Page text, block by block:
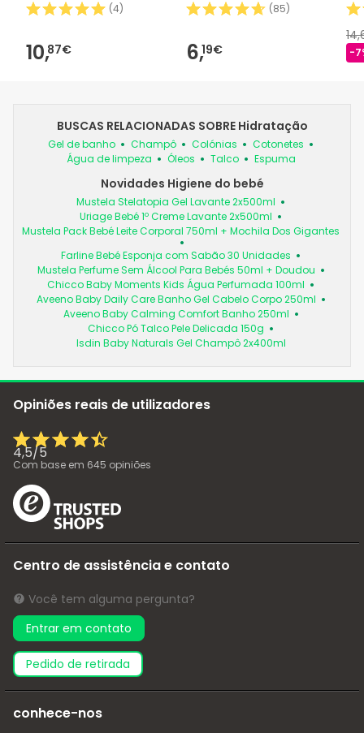
(4)
10,87€
(85)
6,19€ -
BUSCAS RELACIONADAS SOBRE Hidratação
Gel de banho Champô Colónias
Cotonetes
Água de limpeza
Óleos Talco Espuma
Novidades Higiene do bebé
Mustela Stelatopia Gel Lavante 2x500ml
Uriage Bebé 1º Creme Lavante 2x500ml
Mustela Pack Bebé Leite Corporal 750ml + Mochila Dos Gigantes
Farline Bebé Esponja com Sabão 30 Unidades
Mustela Perfume Sem Álcool Para Bebés 50ml + Doudou
Chicco Baby Moments Kids Água Perfumada 100ml
Aveeno Baby Daily Care Banho Gel Cabelo Corpo 250ml
Aveeno Baby Calming Comfort Banho 250ml
Chicco Pó Talco Pele Delicada 150g
Isdin Baby Naturals Gel Champô 2x400ml
Opiniões reais de utilizadores
4,5/5
Com base em 645 opiniões
Centro de assistência e contato
Você tem alguma pergunta?
Entrar em contato
pedido de retirada
conhece-nos